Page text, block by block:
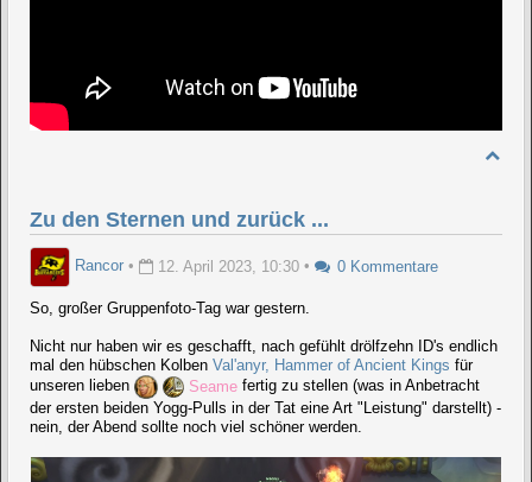
Zu den Sternen und zurück ...
Rancor • 12. April 2023, 10:30 • 0 Kommentare
So, großer Gruppenfoto-Tag war gestern.
Nicht nur haben wir es geschafft, nach gefühlt drölfzehn ID's endlich
mal den hübschen Kolben Val'anyr, Hammer of Ancient Kings für
unseren lieben
Seame fertig zu stellen (was in Anbetracht
der ersten beiden Yogg-Pulls in der Tat eine Art "Leistung" darstellt) -
nein, der Abend sollte noch viel schöner werden.